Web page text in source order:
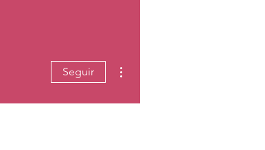
Seguir